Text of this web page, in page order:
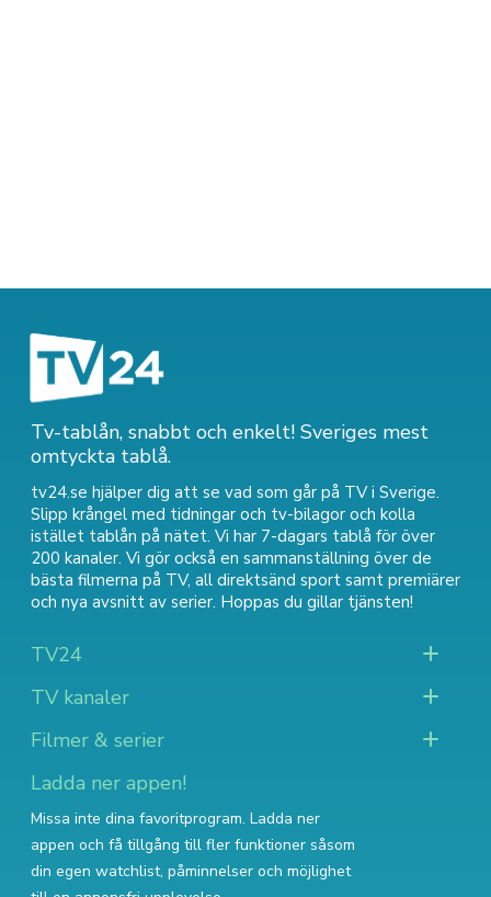
Tv-tablån, snabbt och enkelt! Sveriges mest
omtyckta tablå.
tv24.se hjälper dig att se vad som går på TV i Sverige.
Slipp krångel med tidningar och tv-bilagor och kolla
istället tablån på nätet. Vi har 7-dagars tablå för över
200 kanaler. Vi gör också en sammanställning över de
bästa filmerna på TV, all direktsänd sport samt premiärer
och nya avsnitt av serier. Hoppas du gillar tjänsten!
TV24
TV kanaler
Filmer & serier
Ladda ner appen!
Missa inte dina favoritprogram. Ladda ner
appen och få tillgång till fler funktioner såsom
din egen watchlist, påminnelser och möjlighet